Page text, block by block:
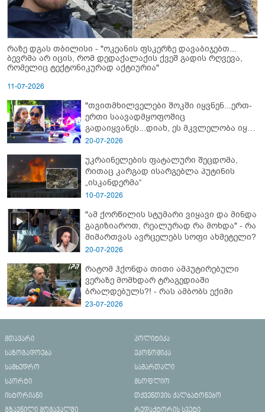
რაზე დგას თბილისი - "ოკეანის ფსკერზე დავაბიჯებთ...
ბევრმა არ იცის, რომ დედაქალაქის ქვეშ გადის რღვევა,
რომელიც ტექტონიკურად აქტიურია"
11-07-2026
"თვითმხილველები შოკში იყვნენ...ერთ-
ერთი საავადმყოფოშიც
გადაიყვანეს...დიახ, ეს მკვლელობა იყო"
- გორში დატრიალებული ტრაგედიის
20-07-2026
უკრაინელების ფატალური შეცდომა,
რითაც კარგად ისარგებლა პუტინის
„ისკანდერმა“
10-07-2026
"ამ ქორწილის სტუმარი ვიყავი და მინდა
გაგიზიაროთ, რეალურად რა მოხდა" - რა
მიმართვას ავრცელებს სოფი ახმეტელი?
20-07-2026
რატომ ჰქონდა თითი ამპუტირებული
ვერაზე მომხდარ ტრაგედიაში
ბრალდებულს?! - რას ამბობს ექიმი
23-07-2026
მთავარი
პოლიტიკა
საზოგადოება
ეკონომიკა
სამხედრო
სამართალი
სპორტი
მსოფლიო
ისტორიანი
თქვენთვის ქალბატონებო
გზავნილი მომავალში
რედაქტორის სვეტი